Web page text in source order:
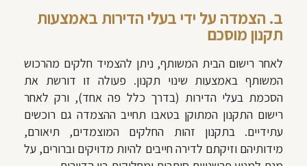
ב. הצמדה על ידי בעלי הדירות באמצעות
תקנון מוסכם
לאחר רישום הבית המשותף, ניתן להצמיד חלקים מהרכוש
המשותף באמצעות שינוי תקנון. פעולה זו דורשת את
הסכמת בעלי הדירות (בדרך כלל פה אחד), ורק לאחר
רישום התקנון המתוקן בטאבו תחייב ההצמדה גם רוכשים
עתידיים. בתקנון זהות החלקים המוצמדים, תיאורם,
מידותיהם וזיקתם לדירה חייבים להיות מדויקים וברורים, על